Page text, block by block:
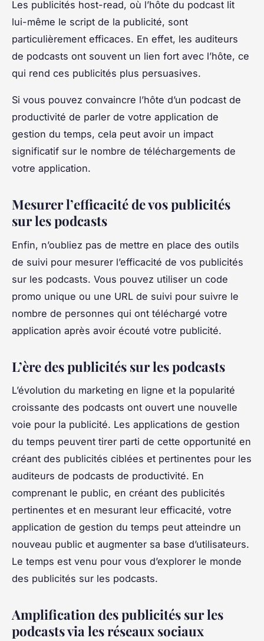
Les publicités host-read, où l’hôte du podcast lit
lui-même le script de la publicité, sont
particulièrement efficaces. En effet, les auditeurs
de podcasts ont souvent un lien fort avec l’hôte, ce
qui rend ces publicités plus persuasives.
Si vous pouvez convaincre l’hôte d’un podcast de
productivité de parler de votre application de
gestion du temps, cela peut avoir un impact
significatif sur le nombre de téléchargements de
votre application.
Mesurer l’efficacité de vos publicités
sur les podcasts
Enfin, n’oubliez pas de mettre en place des outils
de suivi pour mesurer l’efficacité de vos publicités
sur les podcasts. Vous pouvez utiliser un code
promo unique ou une URL de suivi pour suivre le
nombre de personnes qui ont téléchargé votre
application après avoir écouté votre publicité.
L’ère des publicités sur les podcasts
L’évolution du marketing en ligne et la popularité
croissante des podcasts ont ouvert une nouvelle
voie pour la publicité. Les applications de gestion
du temps peuvent tirer parti de cette opportunité en
créant des publicités ciblées et pertinentes pour les
auditeurs de podcasts de productivité. En
comprenant le public, en créant des publicités
pertinentes et en mesurant leur efficacité, votre
application de gestion du temps peut atteindre un
nouveau public et augmenter sa base d’utilisateurs.
Le temps est venu pour vous d’explorer le monde
des publicités sur les podcasts.
Amplification des publicités sur les
podcasts via les réseaux sociaux